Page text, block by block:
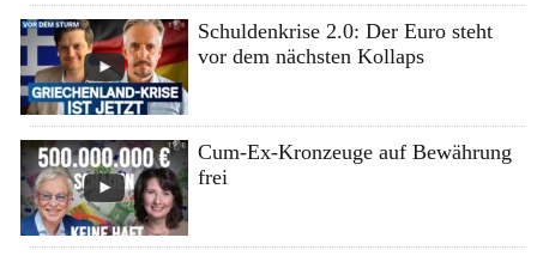
Schuldenkrise 2.0: Der Euro steht
vor dem nächsten Kollaps
Cum-Ex-Kronzeuge auf Bewährung
frei